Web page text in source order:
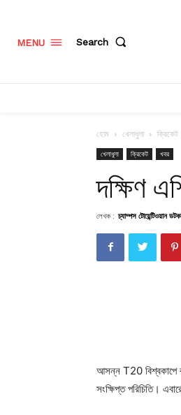
MENU Search
হোম খেলাধুলা ক্রিকেট
খেলাধুলা ক্রিকেট খবর
দক্ষিণ
লেখক : চ্যাম্পস টোয়েন্টিওয়ান
আসন্ন T20 বিশ্বকাপে
সংক্ষিপ্ত পরিচিতি।